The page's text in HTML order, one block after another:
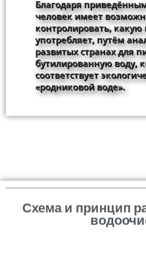
Благодаря
человек имеет
контролировать, какую
употребляет, путём
развитых странах для
бутилированную воду,
соответствует
«родниковой воде».
Схема и принцип